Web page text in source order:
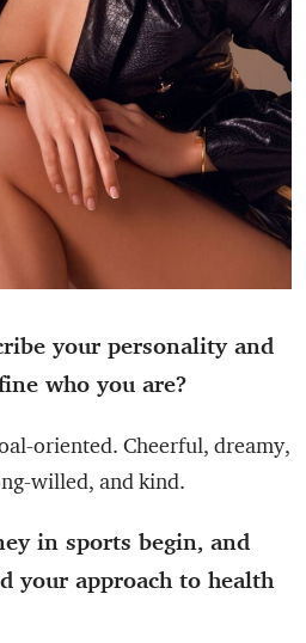
your personality and
who you are?
oriented. Cheerful, dreamy,
willed, and kind.
in sports begin, and
your approach to health